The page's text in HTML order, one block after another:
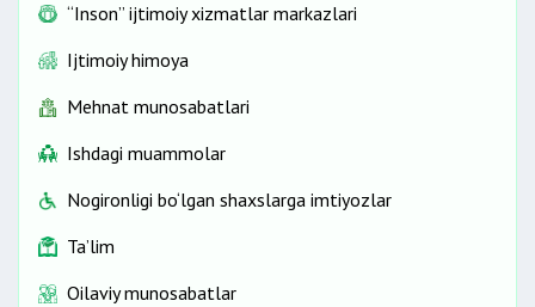
“Inson” ijtimoiy xizmatlar markazlari
Ijtimoiy himoya
Mehnat munosabatlari
Ishdagi muammolar
Nogironligi bo‘lgan shaxslarga imtiyozlar
Ta’lim
Oilaviy munosabatlar